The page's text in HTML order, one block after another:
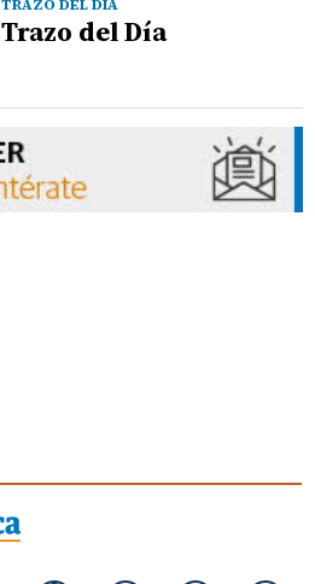
TRAZO DEL DÍA
Trazo del Día